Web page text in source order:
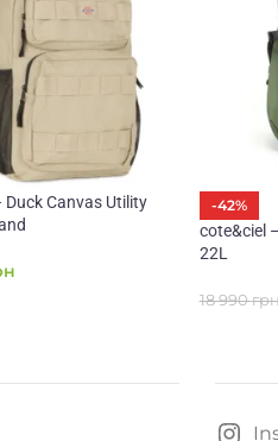
Duck Canvas Utility
-42%
cote&ciel
22L
18 990